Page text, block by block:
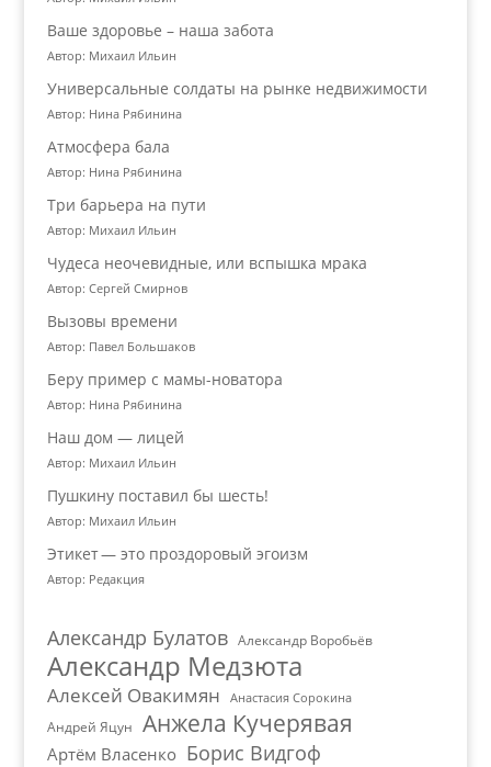
Ваше здоровье – наша забота
Автор: Михаил Ильин
Универсальные солдаты на рынке недвижимости
Автор: Нина Рябинина
Атмосфера бала
Автор: Нина Рябинина
Три барьера на пути
Автор: Михаил Ильин
Чудеса неочевидные, или вспышка мрака
Автор: Сергей Смирнов
Вызовы времени
Автор: Павел Большаков
Беру пример с мамы-новатора
Автор: Нина Рябинина
Наш дом — лицей
Автор: Михаил Ильин
Пушкину поставил бы шесть!
Автор: Михаил Ильин
Этикет — это проздоровый эгоизм
Автор: Редакция
Александр Булатов Александр Воробьёв
Александр Медзюта
Алексей Овакимян Анастасия Сорокина
Андрей Яцун Анжела Кучерявая
Артём Власенко Борис Видгоф